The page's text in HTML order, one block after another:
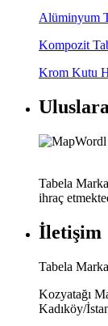
Alüminyum
Kompozit
Krom Kutu
Tabela
ihraç
İletişim
Tabela
Kozyatağı
Kadıköy/